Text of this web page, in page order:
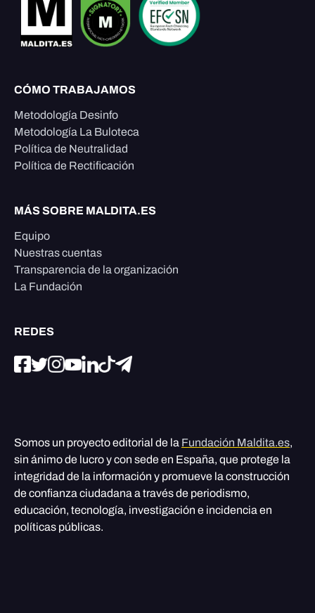
CÓMO TRABAJAMOS
Metodología Desinfo
Metodología La Buloteca
Política de Neutralidad
Política de Rectificación
MÁS SOBRE MALDITA.ES
Equipo
Nuestras cuentas
Transparencia de la organización
La Fundación
REDES
Somos un proyecto editorial de la Fundación Maldita.es,
sin ánimo de lucro y con sede en España, que protege la
integridad de la información y promueve la construcción
de confianza ciudadana a través de periodismo,
educación, tecnología, investigación e incidencia en
políticas públicas.